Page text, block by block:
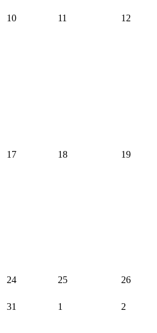
10 11 12
17 18 19
24 25 26
31 1 2